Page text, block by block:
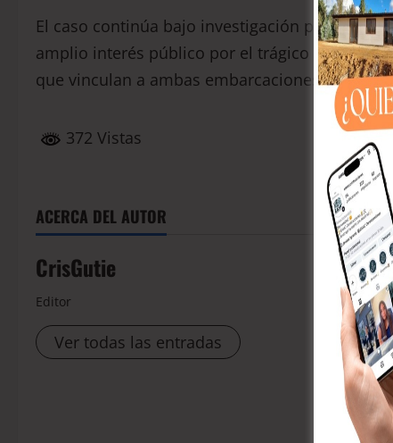
El caso continúa bajo investigación por parte
amplio interés público por el trágico
que vinculan a ambas embarcaciones.
372 Vistas
ACERCA DEL AUTOR
CrisGutie
Editor
Ver todas las entradas